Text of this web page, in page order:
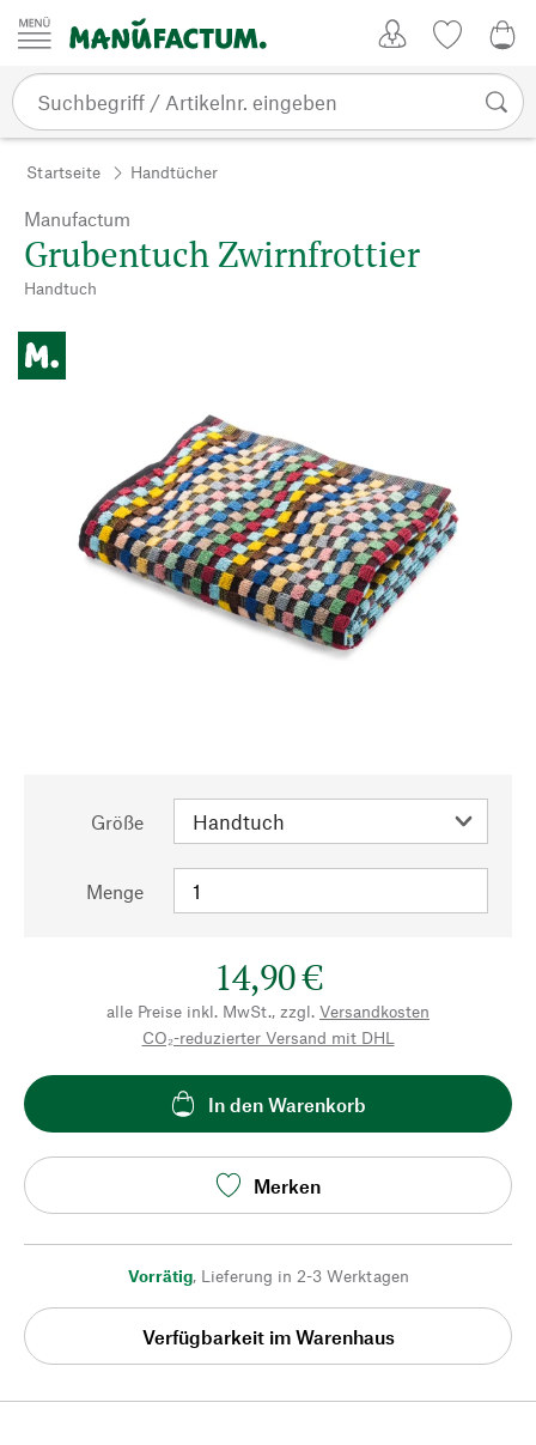
Zum Inhalt springen
Startseite Handtücher
Manufactum
Grubentuch Zwirnfrottier
Handtuch
Größe
Menge
14,90 €
alle Preise inkl. MwSt., zzgl. Versandkosten
CO₂-reduzierter Versand mit DHL
In den Warenkorb
Merken
Vorrätig, Lieferung in 2-3 Werktagen
Verfügbarkeit im Warenhaus